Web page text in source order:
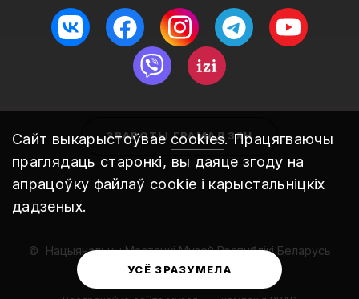
Сайт выкарыстоўвае cookies. Працягваючы
праглядаць старонкі, вы даяце згоду на
апрацоўку файлаў cookie і карыстальніцкіх
дадзеных.
УСЁ ЗРАЗУМЕЛА
ЗВАРОТЫ ГРАМАДЗЯН
Нацыянальны Мастацкі Музей Рэспублікі Беларусь
2010 – 2026